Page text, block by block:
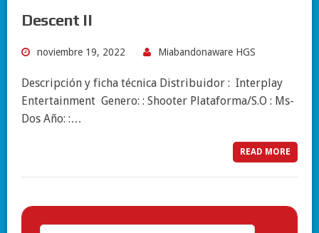
Descent II
noviembre 19, 2022 Miabandonaware HGS
Descripción y ficha técnica Distribuidor : Interplay
Entertainment Genero: : Shooter Plataforma/S.O : Ms-
Dos Año: :…
READ MORE